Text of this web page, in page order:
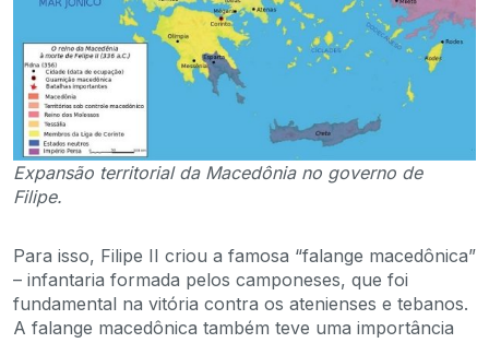
Expansão territorial da Macedônia no governo de
Filipe.
Para isso, Filipe II criou a famosa “falange macedônica”
– infantaria formada pelos camponeses, que foi
fundamental na vitória contra os atenienses e tebanos.
A falange macedônica também teve uma importância